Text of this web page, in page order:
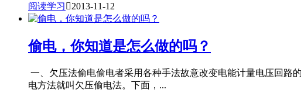
阅读学习 2013-11-12
偷电，你知道是怎么做的吗？
一、欠压法偷电偷电者采用各种手法故意改变电能计量电压回路
电方法就叫欠压偷电法。下面，...